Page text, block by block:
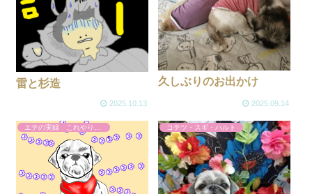
雷と杉造
2025.10.13
久しぶりのお出かけ
2025.09.14
コテツ・スギ・ハルト